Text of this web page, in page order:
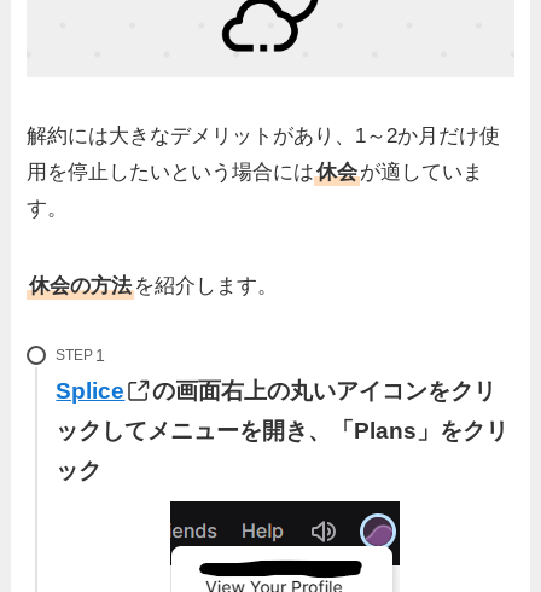
解約には大きなデメリットがあり、1～2か月だけ使
用を停止したいという場合には休会が適していま
す。
休会の方法を紹介します。
STEP
Splice
の画面右上の丸いアイコンをクリ
ックしてメニューを開き、「Plans」をクリ
ック